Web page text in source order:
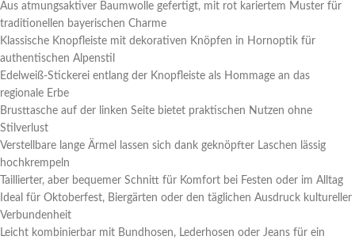
Aus atmungsaktiver Baumwolle gefertigt, mit rot kariertem Muster für
traditionellen bayerischen Charme
Klassische Knopfleiste mit dekorativen Knöpfen in Hornoptik für
authentischen Alpenstil
Edelweiß-Stickerei entlang der Knopfleiste als Hommage an das
regionale Erbe
Brusttasche auf der linken Seite bietet praktischen Nutzen ohne
Stilverlust
Verstellbare lange Ärmel lassen sich dank geknöpfter Laschen lässig
hochkrempeln
Taillierter, aber bequemer Schnitt für Komfort bei Festen oder im Alltag
Ideal für Oktoberfest, Biergärten oder den täglichen Ausdruck kultureller
Verbundenheit
Leicht kombinierbar mit Bundhosen, Lederhosen oder Jeans für ein